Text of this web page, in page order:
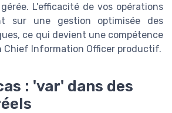
L'efficacité de vos opérations
sur une gestion optimisée des
ce qui devient une compétence
Chief Information Officer productif.
: 'var' dans des